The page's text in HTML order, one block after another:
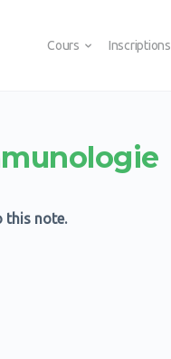
Cours Inscriptions
this note.